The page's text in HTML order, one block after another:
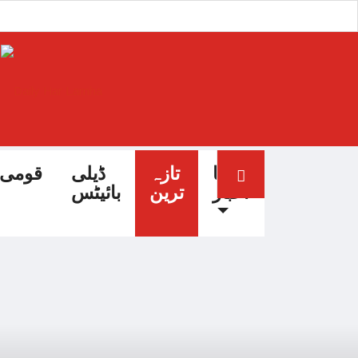
قومی
ڈیلی
بائیٹس
تازہ
ترین
آج کا
اخبار